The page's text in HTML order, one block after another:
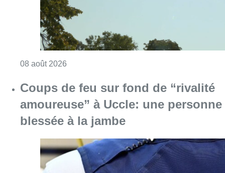
08 août 2026 Consulter l'article "Coups de feu sur fond